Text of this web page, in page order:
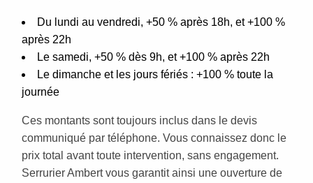
Du lundi au vendredi, +50 % après 18h, et +100 %
après 22h
Le samedi, +50 % dès 9h, et +100 % après 22h
Le dimanche et les jours fériés : +100 % toute la
journée
Ces montants sont toujours inclus dans le devis
communiqué par téléphone. Vous connaissez donc le
prix total avant toute intervention, sans engagement.
Serrurier Ambert vous garantit ainsi une ouverture de